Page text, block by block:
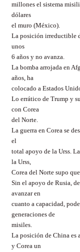
millones el sistema
dólares
el muro (México).
La posición irreductible
unos
6 años y no avanza.
La bomba arrojada en
años, ha
colocado a Estados
Lo errático de Trump y
con Corea
del Norte.
La guerra en Corea se
el
total apoyo de la Urss.
la Urss,
Corea del Norte supo
Sin el apoyo de Rusia,
avanzar en
cuanto a capacidad,
generaciones de
misiles.
La posición de China es
y Corea un